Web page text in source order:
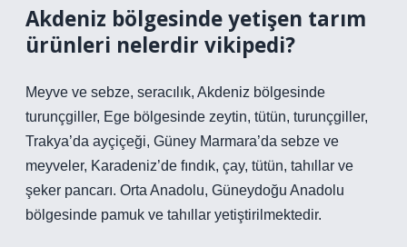
Akdeniz bölgesinde yetişen tarım
ürünleri nelerdir vikipedi?
Meyve ve sebze, seracılık, Akdeniz bölgesinde
turunçgiller, Ege bölgesinde zeytin, tütün, turunçgiller,
Trakya’da ayçiçeği, Güney Marmara’da sebze ve
meyveler, Karadeniz’de fındık, çay, tütün, tahıllar ve
şeker pancarı. Orta Anadolu, Güneydoğu Anadolu
bölgesinde pamuk ve tahıllar yetiştirilmektedir.